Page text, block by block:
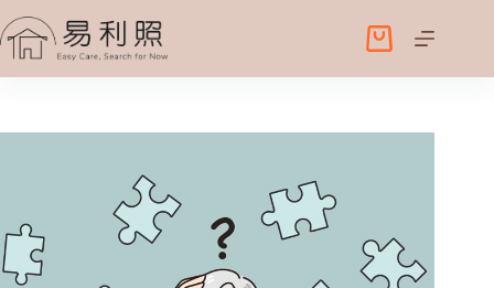
至
購
物